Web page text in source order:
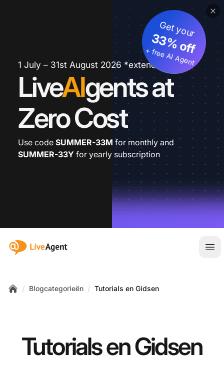
1 July – 31st August 2026 *extended
LiveAIgents at
Zero Cost
Get your
33% off
+ free AI Agent
Use code SUMMER-33M for monthly and
SUMMER-33Y for yearly subscription
:site.title
/ Blogcategorieën / Tutorials en Gidsen
Tutorials en Gidsen